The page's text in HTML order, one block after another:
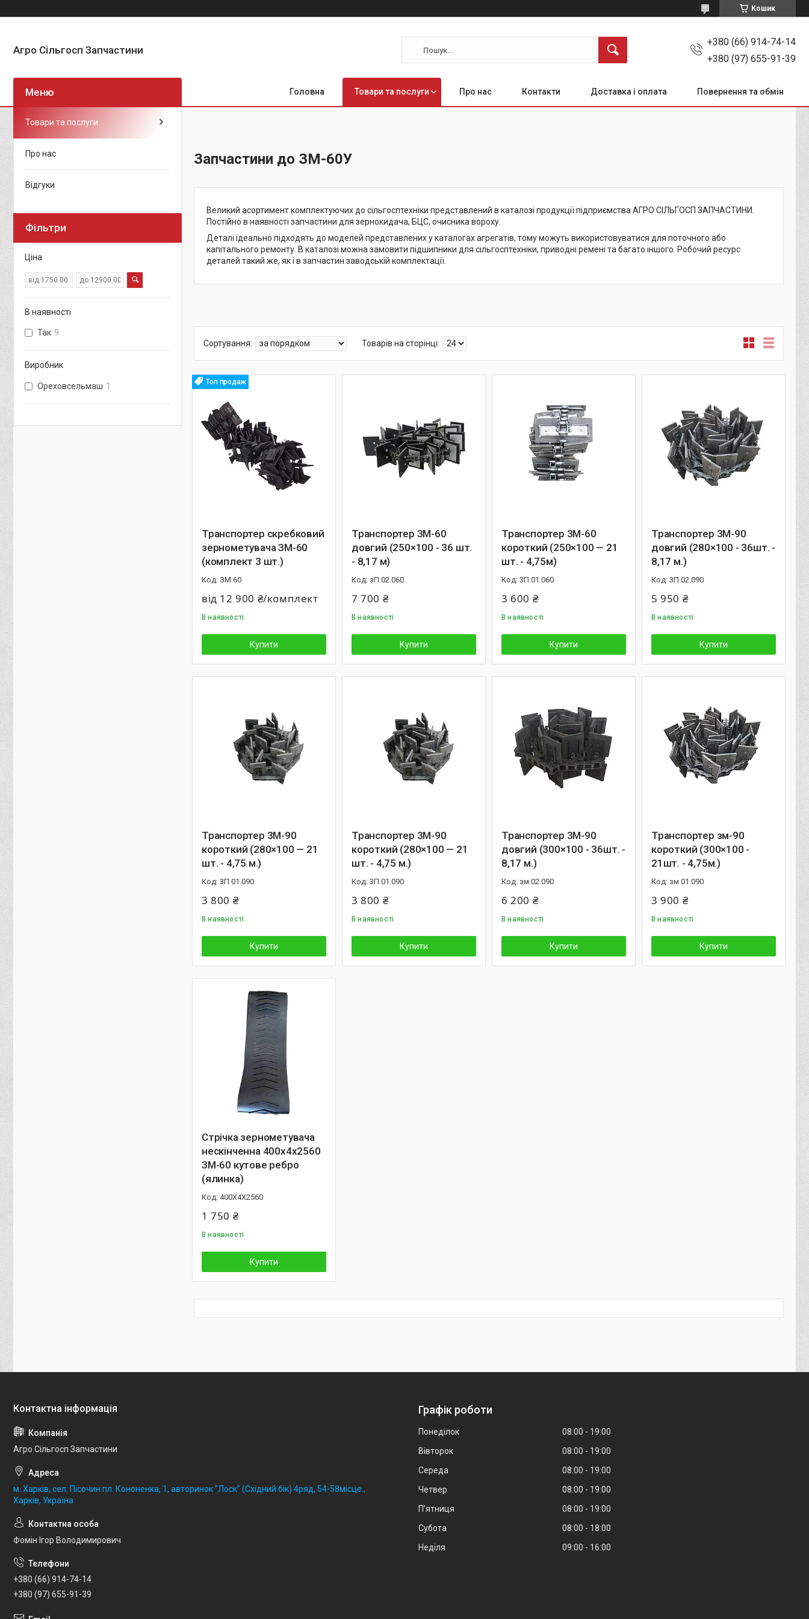
Кошик
Агро Сільгосп Запчастини
+380 (66) 914-74-14
+380 (97) 655-91-39
Головна Товари та послуги Про нас Контакти Доставка і оплата Повернення та обмін
Запчастини до ЗМ-60У
Великий асортимент комплектуючих до сільгосптехніки представлений в каталозі продукції підприємства АГРО СІЛЬГОСП ЗАПЧАСТИНИ.
Постійно в наявності запчастини для зернокидача, БЦС, очисника вороху.
Деталі ідеально підходять до моделей представлених у каталогах агрегатів, тому можуть використовуватися для поточного або
капітального ремонту. В каталозі можна замовити підшипники для сільгосптехніки, приводні ремені та багато іншого. Робочий ресурс
деталей такий же, як і в запчастин заводській комплектації.
Топ продаж
Транспортер скребковий
зернометувача ЗМ-60
(комплект 3 шт.)
ЗМ 60
від 12 900 ₴/комплект
В наявності
Купити
Транспортер ЗМ-60
довгий (250×100 - 36 шт.
- 8,17 м)
зП 02.060
7 700 ₴
В наявності
Купити
Транспортер 3М-60
короткий (250×100 — 21
шт. - 4,75м)
3П 01.060
3 600 ₴
В наявності
Купити
Транспортер 3М-90
довгий (280×100 - 36шт. -
8,17 м.)
3П 02.090
5 950 ₴
В наявності
Купити
Транспортер 3М-90
короткий (280×100 — 21
шт. - 4,75 м.)
3П 01.090
3 800 ₴
В наявності
Купити
Транспортер 3М-90
короткий (280×100 — 21
шт. - 4,75 м.)
3П 01.090
3 800 ₴
В наявності
Купити
Транспортер 3М-90
довгий (300×100 - 36шт. -
8,17 м.)
зм 02.090
6 200 ₴
В наявності
Купити
Транспортер зм-90
короткий (300×100 -
21шт. - 4,75м.)
зм 01.090
3 900 ₴
В наявності
Купити
Стрічка зернометувача
нескінченна 400х4х2560
ЗМ-60 кутове ребро
(ялинка)
400Х4Х2560
1 750 ₴
В наявності
Купити
Товари та послуги
Про нас
Відгуки
Фільтри
Ціна
В наявності
Так 9
Виробник
Ореховсельмаш 1
Агро Сільгосп Запчастини
м. Харків, сел. Пісочин пл. Кононенка, 1, авторинок "Лоск" (Східний бік) 4ряд, 54-58місце.,
Харків, Україна
Фомін Ігор Володимирович
+380 (66) 914-74-14
+380 (97) 655-91-39
Графік роботи
Понеділок 08:00
19:00
Вівторок
08:00
19:00
Середа
08:00
19:00
Четвер
08:00
19:00
Пʼятниця
08:00
19:00
Субота
08:00
18:00
Неділя
09:00 16:00